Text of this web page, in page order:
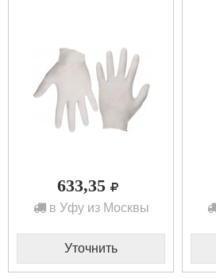
633,35
в Уфу из Москвы
Уточнить